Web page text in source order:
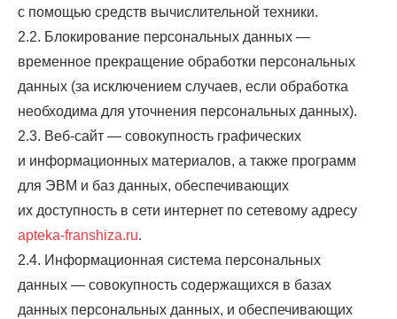
с помощью средств вычислительной техники.
2.2. Блокирование персональных данных —
временное прекращение обработки персональных
данных (за исключением случаев, если обработка
необходима для уточнения персональных данных).
2.3. Веб-сайт — совокупность графических
и информационных материалов, а также программ
для ЭВМ и баз данных, обеспечивающих
их доступность в сети интернет по сетевому адресу
apteka-franshiza.ru.
2.4. Информационная система персональных
данных — совокупность содержащихся в базах
данных персональных данных, и обеспечивающих